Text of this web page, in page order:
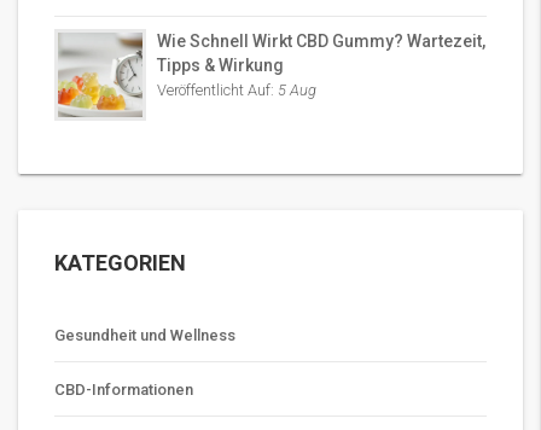
Wie Schnell Wirkt CBD Gummy? Wartezeit,
Tipps & Wirkung
Veröffentlicht Auf: 5 Aug
KATEGORIEN
Gesundheit und Wellness
CBD-Informationen